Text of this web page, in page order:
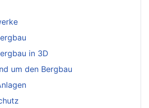
in 3D
um den Bergbau